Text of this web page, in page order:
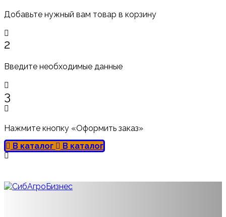
Добавьте нужный вам товар в корзину
2
Введите необходимые данные
3
Нажмите кнопку «Оформить заказ»
В каталог
В каталог